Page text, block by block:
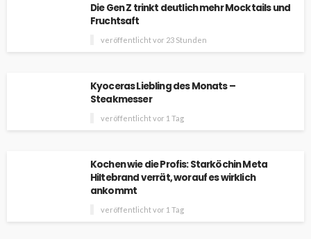
Die Gen Z trinkt deutlich mehr Mocktails und
Fruchtsaft
veröffentlicht vor 23 Stunden
Kyoceras Liebling des Monats –
Steakmesser
veröffentlicht vor 1 Tag
Kochen wie die Profis: Starköchin Meta
Hiltebrand verrät, worauf es wirklich
ankommt
veröffentlicht vor 1 Tag